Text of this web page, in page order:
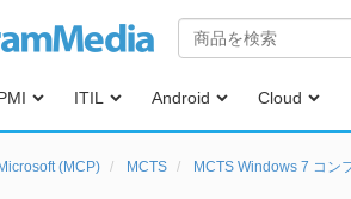
ITIL Android Cloud
Microsoft (MCP) MCTS MCTS Windows 7 コン